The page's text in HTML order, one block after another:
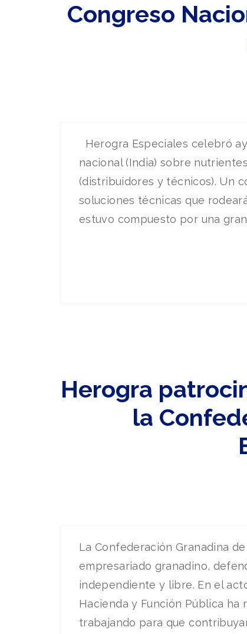
Congreso
Herogra Especiales celebró
nacional (India) sobre
(distribuidores y técnicos). Un
soluciones técnicas que
estuvo compuesto por una gran
Herogra
la
La Confederación Granadina
empresariado granadino,
independiente y libre. En el
Hacienda y Función Pública ha
trabajando para que